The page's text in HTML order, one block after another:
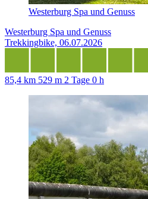
Westerburg Spa und Genuss
Westerburg Spa und Genuss
Trekkingbike, 06.07.2026
85,4 km 529 m 2 Tage 0 h